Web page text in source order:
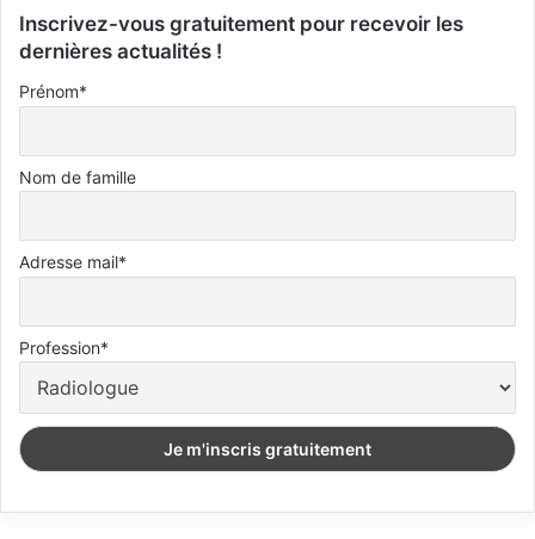
Inscrivez-vous gratuitement pour recevoir les
dernières actualités !
Prénom*
Nom de famille
Adresse mail*
Profession*